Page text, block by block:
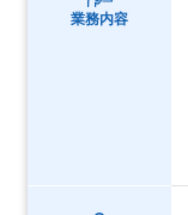
業務内容